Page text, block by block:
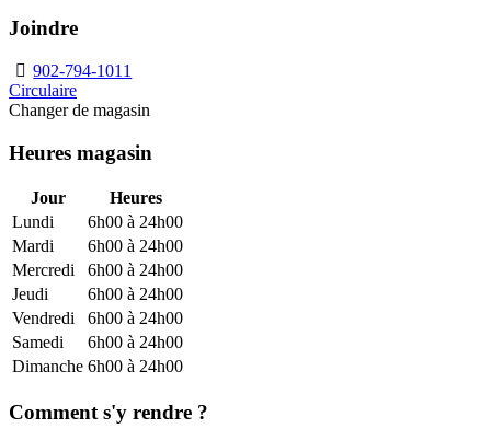
Joindre
902-794-1011
Circulaire
Changer de magasin
Heures magasin
Jour
Heures
Lundi
6h00 à 24h00
Mardi
6h00 à 24h00
Mercredi
6h00 à 24h00
Jeudi
6h00 à 24h00
Vendredi
6h00 à 24h00
Samedi
6h00 à 24h00
Dimanche 6h00 à 24h00
Comment s'y rendre ?